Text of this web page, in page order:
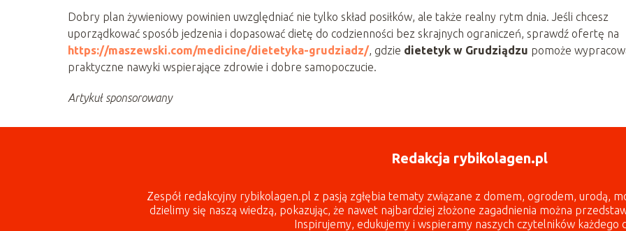
Dobry plan żywieniowy powinien uwzględniać nie tylko skład posiłków, ale także realny rytm dnia. Jeśli chcesz
uporządkować sposób jedzenia i dopasować dietę do codzienności bez skrajnych ograniczeń, sprawdź ofertę na
https://maszewski.com/medicine/dietetyka-grudziadz/, gdzie dietetyk w Grudziądzu pomoże
praktyczne nawyki wspierające zdrowie i dobre samopoczucie.
Artykuł sponsorowany
Redakcja rybikolagen.pl
Zespół redakcyjny rybikolagen.pl z pasją zgłębia tematy związane z domem, ogrodem, urodą,
dzielimy się naszą wiedzą, pokazując, że nawet najbardziej złożone zagadnienia można
Inspirujemy, edukujemy i wspieramy naszych czytelników każdego